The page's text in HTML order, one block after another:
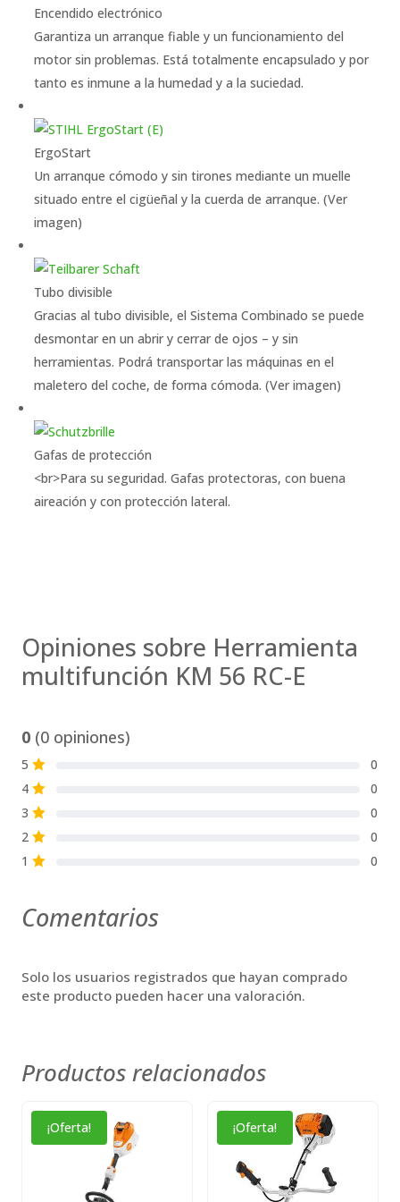
Encendido electrónico
Garantiza un arranque fiable y un funcionamiento del
motor sin problemas. Está totalmente encapsulado y por
tanto es inmune a la humedad y a la suciedad.
ErgoStart
Un arranque cómodo y sin tirones mediante un muelle
situado entre el cigüeñal y la cuerda de arranque. (Ver
imagen)
Tubo divisible
Gracias al tubo divisible, el Sistema Combinado se puede
desmontar en un abrir y cerrar de ojos – y sin
herramientas. Podrá transportar las máquinas en el
maletero del coche, de forma cómoda. (Ver imagen)
Gafas de protección
<br>Para su seguridad. Gafas protectoras, con buena
aireación y con protección lateral.
Opiniones sobre Herramienta
multifunción KM 56 RC-E
0 (0 opiniones)
5 S
0
4 S
0
3 S
0
2 S
0
1 S 0
Comentarios
Solo los usuarios registrados que hayan comprado
este producto pueden hacer una valoración.
Productos relacionados
¡Oferta! ¡Oferta!